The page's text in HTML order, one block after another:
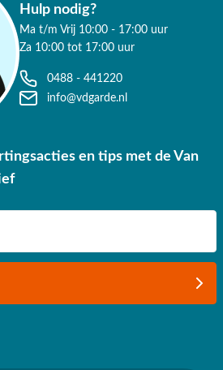
Hulp nodig?
Ma t/m Vrij 10:00 - 17:00 uur
Za 10:00 tot 17:00 uur
0488 - 441220
info@vdgarde.nl
en tips met de Van